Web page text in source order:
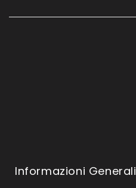
Informazioni Generali